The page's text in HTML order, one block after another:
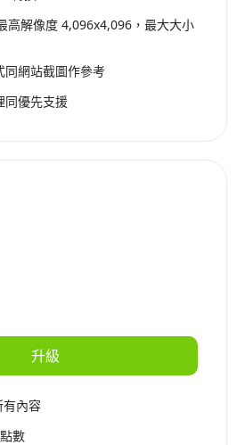
高解像度 4,096x4,096，最大大小
同網站截圖作參考
同優先支援
升級
內容
數